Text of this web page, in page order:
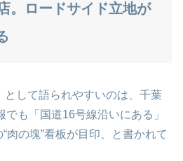
。ロードサイド立地が
として語られやすいのは、千葉
でも「国道16号線沿いにある」
肉の塊”看板が目印、と書かれて